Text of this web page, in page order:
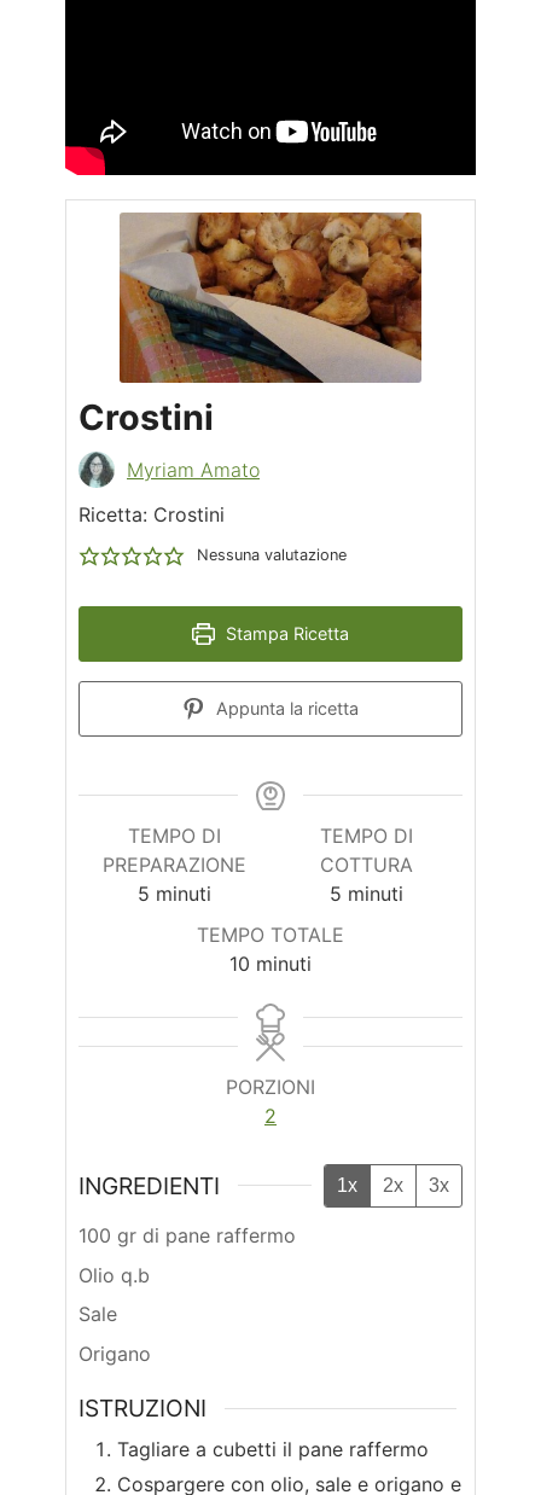
Crostini
Myriam Amato
Ricetta: Crostini
Nessuna valutazione
Stampa Ricetta
Appunta la ricetta
TEMPO DI
PREPARAZIONE
5 minuti
minuti
TEMPO DI
COTTURA
5 minuti
minuti
TEMPO TOTALE
10 minuti
minuti
PORZIONI
2
INGREDIENTI 1x 2x 3x
100 gr di pane raffermo
Olio q.b
Sale
Origano
ISTRUZIONI
Tagliare a cubetti il pane raffermo
Cospargere con olio, sale e origano e